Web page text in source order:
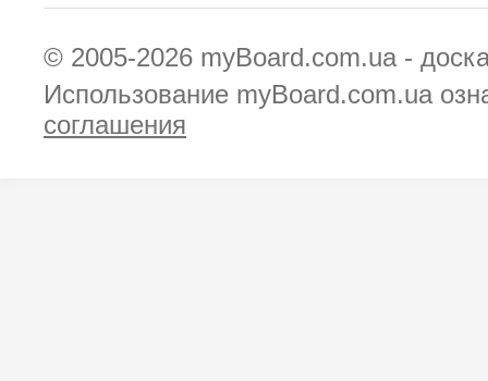
© 2005-2026 myBoard.com.ua -
Использование myBoard.com.ua
соглашения